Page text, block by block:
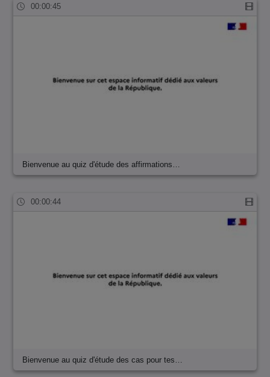
00:00:45
Bienvenue au quiz d'étude des affirmations…
00:00:44
Bienvenue au quiz d'étude des cas pour tes…